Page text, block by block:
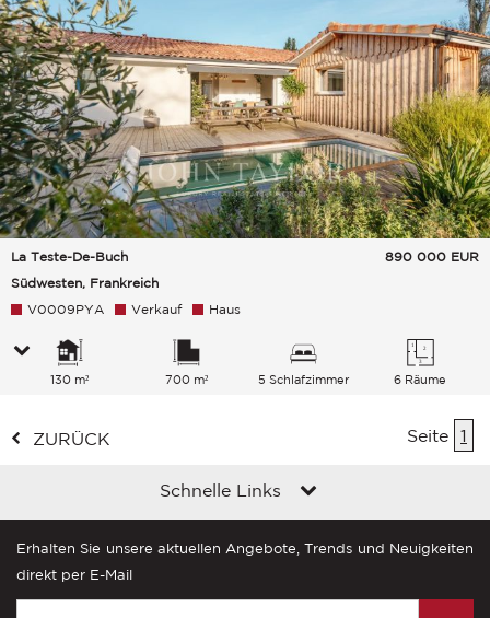
La Teste-De-Buch
Südwesten, Frankreich
890 000 EUR
V0009PYA Verkauf Haus
130 m² 700 m² 5 Schlafzimmer 6 Räume
ZURÜCK Seite 1
Schnelle Links
Erhalten Sie unsere aktuellen Angebote, Trends und Neuigkeiten
direkt per E-Mail